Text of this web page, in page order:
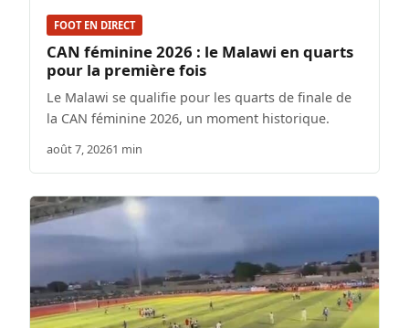
FOOT EN DIRECT
CAN féminine 2026 : le Malawi en quarts
pour la première fois
Le Malawi se qualifie pour les quarts de finale de
la CAN féminine 2026, un moment historique.
août 7, 20261 min